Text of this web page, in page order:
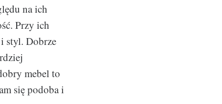
na ich
Przy ich
styl. Dobrze
mebel to
się podoba i